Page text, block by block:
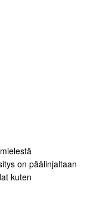
on päälinjaltaan
kuten